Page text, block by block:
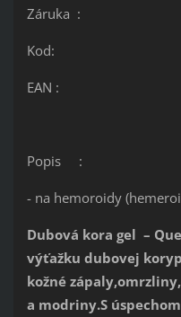
Záruka :
Kod:
EAN :
Popis :
- na hemoroidy
Dubová kora gel –
výťažku dubovej
kožné
a modriny.S